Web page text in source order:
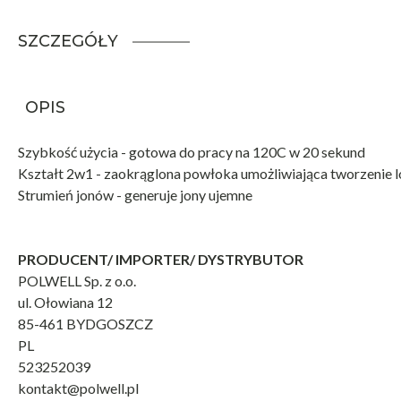
SZCZEGÓŁY
OPIS
Szybkość użycia - gotowa do pracy na 120C w 20 sekund
Kształt 2w1 - zaokrąglona powłoka umożliwiająca tworzenie
Strumień jonów - generuje jony ujemne
PRODUCENT/ IMPORTER/ DYSTRYBUTOR
POLWELL Sp. z o.o.
ul. Ołowiana 12
85-461 BYDGOSZCZ
PL
523252039
kontakt@polwell.pl